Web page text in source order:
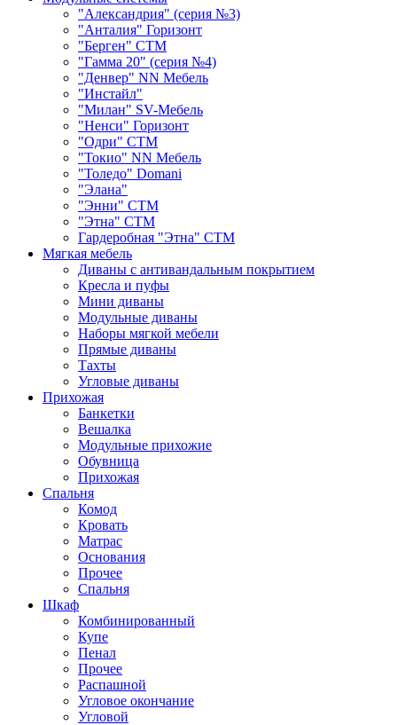
"Александрия" (серия №3)
"Анталия" Горизонт
"Берген" СТМ
"Гамма 20" (серия №4)
"Денвер" NN Мебель
"Инстайл"
"Милан" SV-Мебель
"Ненси" Горизонт
"Одри" СТМ
"Токио" NN Мебель
"Толедо" Domani
"Элана"
"Энни" СТМ
"Этна" СТМ
Гардеробная "Этна" СТМ
Мягкая мебель
Диваны с антивандальным покрытием
Кресла и пуфы
Мини диваны
Модульные диваны
Наборы мягкой мебели
Прямые диваны
Тахты
Угловые диваны
Прихожая
Банкетки
Вешалка
Модульные прихожие
Обувница
Прихожая
Спальня
Комод
Кровать
Матраc
Основания
Прочее
Спальня
Шкаф
Комбинированный
Купе
Пенал
Прочее
Распашной
Угловое окончание
Угловой